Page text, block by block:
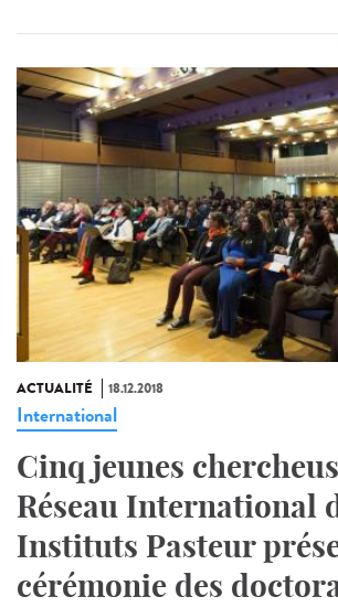
ACTUALITÉ 18.12.2018
International
Cinq jeunes
Réseau International
Instituts Pasteur
cérémonie des